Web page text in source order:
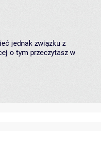
jednak związku z
o tym przeczytasz w